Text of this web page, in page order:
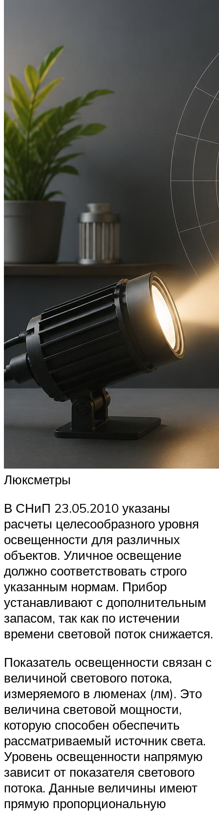
Люксметры
В СНиП 23.05.2010 указаны
расчеты целесообразного уровня
освещенности для различных
объектов. Уличное освещение
должно соответствовать строго
указанным нормам. Прибор
устанавливают с дополнительным
запасом, так как по истечении
времени световой поток снижается.
Показатель освещенности связан с
величиной светового потока,
измеряемого в люменах (лм). Это
величина световой мощности,
которую способен обеспечить
рассматриваемый источник света.
Уровень освещенности напрямую
зависит от показателя светового
потока. Данные величины имеют
прямую пропорциональную